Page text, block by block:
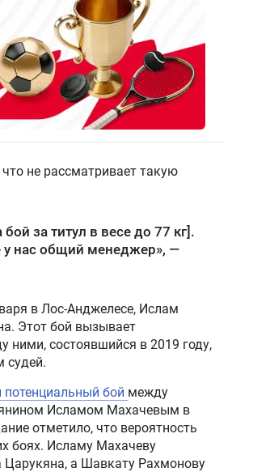
не рассматривает такую
за титул в весе до 77 кг].
нас общий менеджер», —
в Лос-Анджелесе, Ислам
Этот бой вызывает
ними, состоявшийся в 2019 году,
судей.
бой между
Исламом Махачевым в
отметило, что вероятность
боях. Исламу Махачеву
Царукяна, а Шавкату Рахмонову